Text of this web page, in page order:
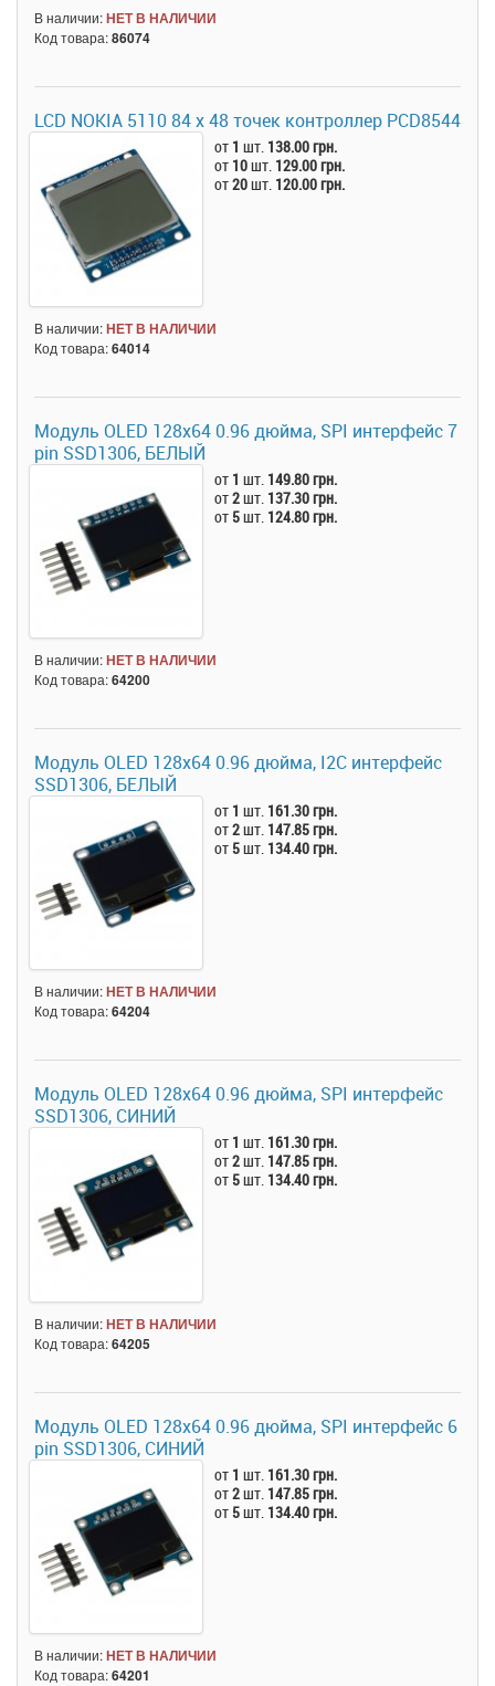
В наличии:НЕТ В НАЛИЧИИ
Код товара:86074
LCD NOKIA 5110 84 x 48 точек контроллер PCD8544
от 1 шт. 138.00 грн.
от 10шт. 129.00 грн.
от20шт. 120.00 грн.
В наличии:НЕТ В НАЛИЧИИ
Код товара:64014
Модуль OLED 128x64 0.96 дюйма, SPI интерфейс 7
pin SSD1306, БЕЛЫЙ
от 1 шт. 149.80 грн.
от2шт. 137.30 грн.
от 5шт. 124.80 грн.
В наличии:НЕТ В НАЛИЧИИ
Код товара:64200
Модуль OLED 128x64 0.96 дюйма, I2C интерфейс
SSD1306, БЕЛЫЙ
от 1 шт. 161.30 грн.
от2шт. 147.85 грн.
от 5шт. 134.40 грн.
В наличии:НЕТ В НАЛИЧИИ
Код товара:64204
Модуль OLED 128x64 0.96 дюйма, SPI интерфейс
SSD1306, СИНИЙ
от 1 шт. 161.30 грн.
от2шт. 147.85 грн.
от 5шт. 134.40 грн.
В наличии:НЕТ В НАЛИЧИИ
Код товара:64205
Модуль OLED 128x64 0.96 дюйма, SPI интерфейс 6
pin SSD1306, СИНИЙ
от 1 шт. 161.30 грн.
от2шт. 147.85 грн.
от 5шт. 134.40 грн.
В наличии:НЕТ В НАЛИЧИИ
Код товара:64201